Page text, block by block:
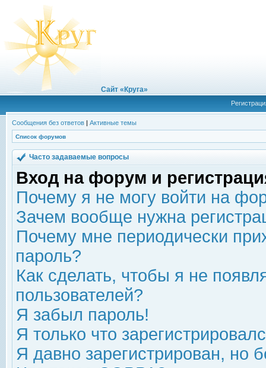
Сайт «Круга»
Сообщения без ответов | Активные темы
Список форумов
Часто задаваемые вопросы
Вход на форум и
Почему я не могу войти на
Зачем вообще нужна
Почему мне периодически
пароль?
Как сделать, чтобы я не
пользователей?
Я забыл пароль!
Я только что
Я давно зарегистрирован, но